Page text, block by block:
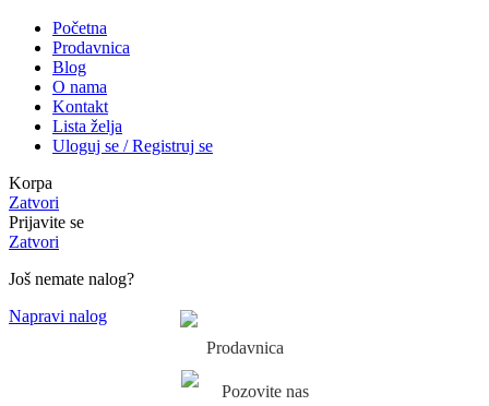
Početna
Prodavnica
Blog
O nama
Kontakt
Lista želja
Uloguj se / Registruj se
Korpa
Zatvori
Prijavite se
Zatvori
Još nemate nalog?
Napravi nalog
Prodavnica
Pozovite nas